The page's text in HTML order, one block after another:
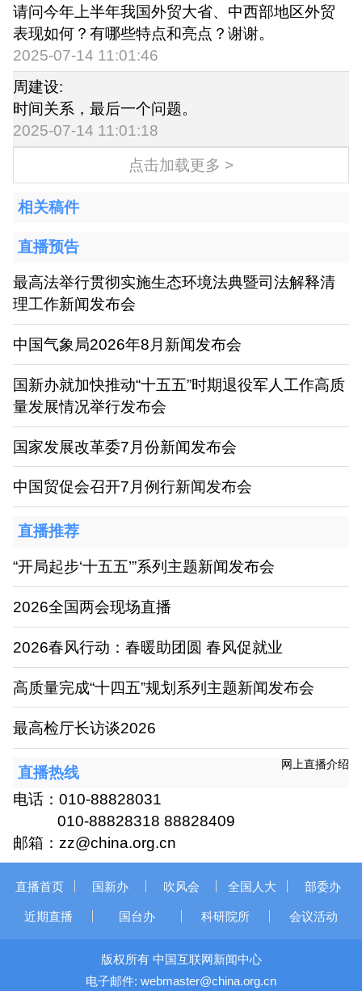
请问今年上半年我国外贸大省、中西部地区外贸
表现如何？有哪些特点和亮点？谢谢。
2025-07-14 11:01:46
周建设:
时间关系，最后一个问题。
2025-07-14 11:01:18
点击加载更多 >
相关稿件
直播预告
最高法举行贯彻实施生态环境法典暨司法解释清
理工作新闻发布会
中国气象局2026年8月新闻发布会
国新办就加快推动“十五五”时期退役军人工作高质
量发展情况举行发布会
国家发展改革委7月份新闻发布会
中国贸促会召开7月例行新闻发布会
直播推荐
“开局起步‘十五五’”系列主题新闻发布会
2026全国两会现场直播
2026春风行动：春暖助团圆 春风促就业
高质量完成“十四五”规划系列主题新闻发布会
最高检厅长访谈2026
网上直播介绍
直播热线
电话：010-88828031
010-88828318 88828409
邮箱：zz@china.org.cn
直播首页 国新办 吹风会 全国人大 部委办
近期直播 国台办 科研院所 会议活动
版权所有 中国互联网新闻中心
电子邮件: webmaster@china.org.cn